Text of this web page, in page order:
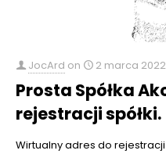
JocArd on 2 marca 2022
Prosta Spółka
rejestracji spółki.
Wirtualny adres do